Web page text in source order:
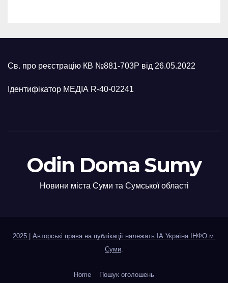
Св. про реєстрацію КВ №881-703Р від 26.05.2022
Ідентифікатор МЕДІА R-40-02241
Odin Doma Sumy
Новини міста Суми та Сумської області
2025
Авторські права на публікації належать ІА Україна ІНФО м.
Суми.
Home Пошук оголошень